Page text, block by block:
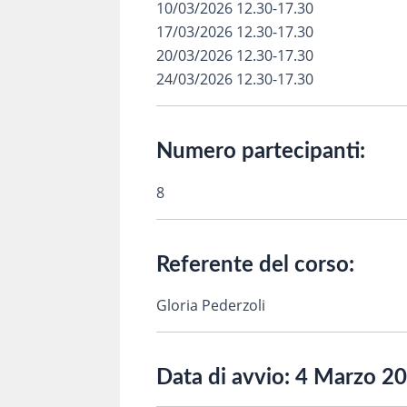
10/03/2026 12.30-17.30
17/03/2026 12.30-17.30
20/03/2026 12.30-17.30
24/03/2026 12.30-17.30
Numero partecipanti:
8
Referente del corso:
Gloria Pederzoli
Data di avvio: 4 Marzo